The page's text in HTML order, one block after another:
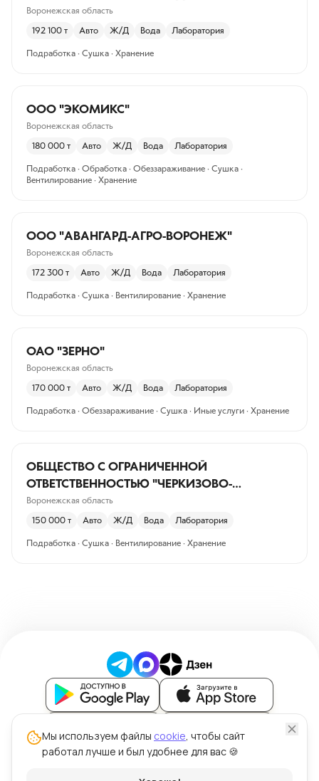
Мы используем файлы cookie, чтобы сайт
работал лучше и был удобнее для вас 🍪
Воронежская область
192 100 т Авто Ж/Д Вода Лаборатория
Подработка · Сушка · Хранение
ООО "ЭКОМИКС"
Воронежская область
180 000 т Авто Ж/Д Вода Лаборатория
Подработка · Обработка · Обеззараживание · Сушка ·
Вентилирование · Хранение
ООО "АВАНГАРД-АГРО-ВОРОНЕЖ"
Воронежская область
172 300 т Авто Ж/Д Вода Лаборатория
Подработка · Сушка · Вентилирование · Хранение
ОАО "ЗЕРНО"
Воронежская область
170 000 т Авто Ж/Д Вода Лаборатория
Подработка · Обеззараживание · Сушка · Иные услуги · Хранение
ОБЩЕСТВО С ОГРАНИЧЕННОЙ
ОТВЕТСТВЕННОСТЬЮ "ЧЕРКИЗОВО-
СВИНОВОДСТВО"
Воронежская область
150 000 т Авто Ж/Д Вода Лаборатория
Подработка · Сушка · Вентилирование · Хранение
Блог
Политика обработки персональных данных